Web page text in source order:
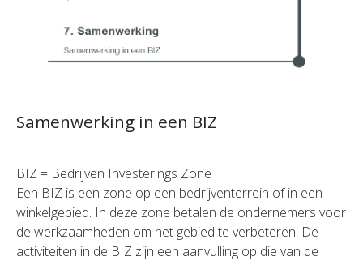
Samenwerking in een BIZ
BIZ = Bedrijven Investerings Zone
Een BIZ is een zone op een bedrijventerrein of in een
winkelgebied. In deze zone betalen de ondernemers voor
de werkzaamheden om het gebied te verbeteren. De
activiteiten in de BIZ zijn een aanvulling op die van de